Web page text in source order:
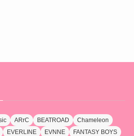
ARrC BEATROAD
Chameleon
EVERLINE EVNNE
FANTASY BOYS